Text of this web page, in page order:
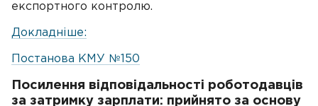
експортного контролю.
Докладніше:
Постанова КМУ №150
Посилення відповідальності роботодавців
за затримку зарплати: прийнято за основу